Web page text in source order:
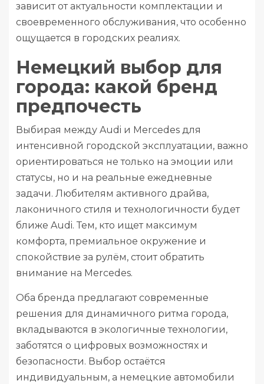
зависит от актуальности комплектации и
своевременного обслуживания, что особенно
ощущается в городских реалиях.
Немецкий выбор для
города: какой бренд
предпочесть
Выбирая между Audi и Mercedes для
интенсивной городской эксплуатации, важно
ориентироваться не только на эмоции или
статусы, но и на реальные ежедневные
задачи. Любителям активного драйва,
лаконичного стиля и технологичности будет
ближе Audi. Тем, кто ищет максимум
комфорта, премиальное окружение и
спокойствие за рулём, стоит обратить
внимание на Mercedes.
Оба бренда предлагают современные
решения для динамичного ритма города,
вкладываются в экологичные технологии,
заботятся о цифровых возможностях и
безопасности. Выбор остаётся
индивидуальным, а немецкие автомобили